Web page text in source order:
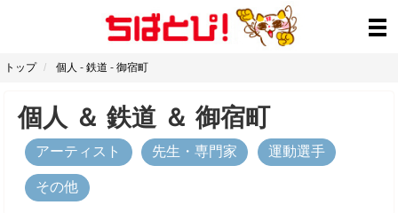
トップ 個人 - 鉄道 - 御宿町
個人 ＆ 鉄道 ＆ 御宿町
アーティスト 先生・専門家 運動選手
その他